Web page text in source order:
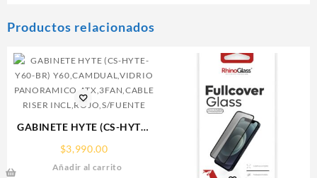
Productos relacionados
GABINETE HYTE (CS-HYTE-
Y60,CAMDUAL,VIDRIO
PANORAMICO,ATX,3FAN,CABLE
$3,990.00
Añadir al carrito